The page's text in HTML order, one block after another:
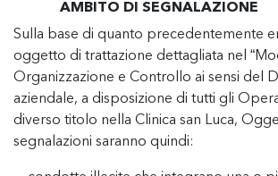
AMBITO DI SEGNALAZIONE
Sulla base di quanto precedentemente
oggetto di trattazione dettagliata nel
Organizzazione e Controllo ai sensi del
aziendale, a disposizione di tutti gli
diverso titolo nella Clinica san Luca,
segnalazioni saranno quindi: